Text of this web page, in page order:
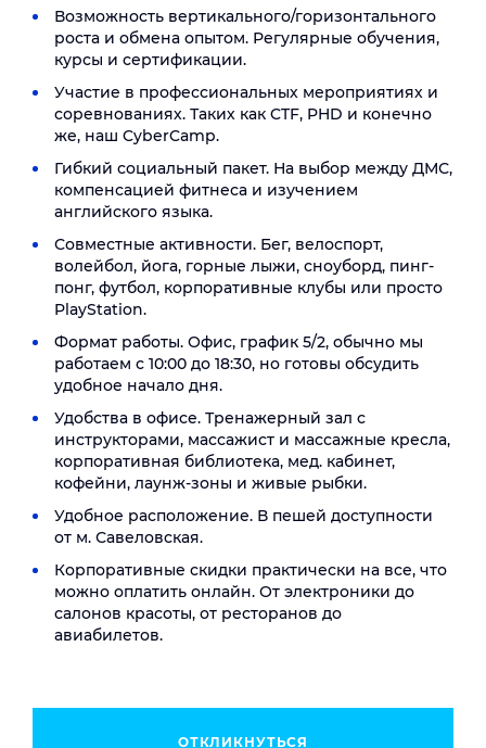
Возможность вертикального/горизонтального
роста и обмена опытом. Регулярные обучения,
курсы и сертификации.
Участие в профессиональных мероприятиях и
соревнованиях. Таких как CTF, PHD и конечно
же, наш CyberCamp.
Гибкий социальный пакет. На выбор между ДМС,
компенсацией фитнеса и изучением
английского языка.
Совместные активности. Бег, велоспорт,
волейбол, йога, горные лыжи, сноуборд, пинг-
понг, футбол, корпоративные клубы или просто
PlayStation.
Формат работы. Офис, график 5/2, обычно мы
работаем с 10:00 до 18:30, но готовы обсудить
удобное начало дня.
Удобства в офисе. Тренажерный зал с
инструкторами, массажист и массажные кресла,
корпоративная библиотека, мед. кабинет,
кофейни, лаунж-зоны и живые рыбки.
Удобное расположение. В пешей доступности
от м. Савеловская.
Корпоративные скидки практически на все, что
можно оплатить онлайн. От электроники до
салонов красоты, от ресторанов до
авиабилетов.
ОТКЛИКНУТЬСЯ